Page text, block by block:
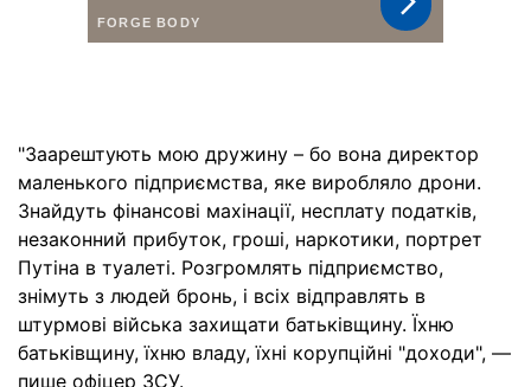
"Заарештують мою дружину – бо вона директор
маленького підприємства, яке виробляло дрони.
Знайдуть фінансові махінації, несплату податків,
незаконний прибуток, гроші, наркотики, портрет
Путіна в туалеті. Розгромлять підприємство,
знімуть з людей бронь, і всіх відправлять в
штурмові війська захищати батьківщину. Їхню
батьківщину, їхню владу, їхні корупційні "доходи", —
пише офіцер ЗСУ.